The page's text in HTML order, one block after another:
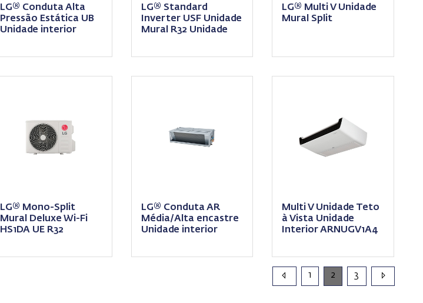
LG® Conduta Alta
Pressão Estática UB
Unidade interior
LG® Standard
Inverter USF Unidade
Mural R32 Unidade
LG® Multi V Unidade
Mural Split
LG® Mono-Split
Mural Deluxe Wi-Fi
HS1DA UE R32
LG® Conduta AR
Média/Alta encastre
Unidade interior
Multi V Unidade Teto
à Vista Unidade
Interior ARNUGV1A4
1 2 3